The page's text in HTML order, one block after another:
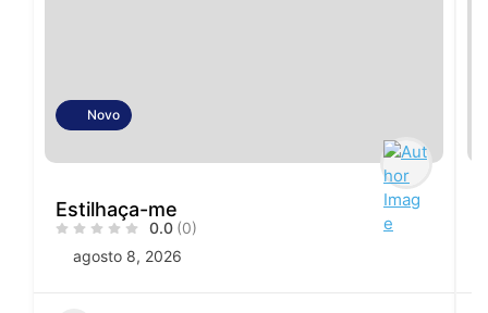
Novo
Estilhaça-me
0.0 (0)
agosto 8, 2026